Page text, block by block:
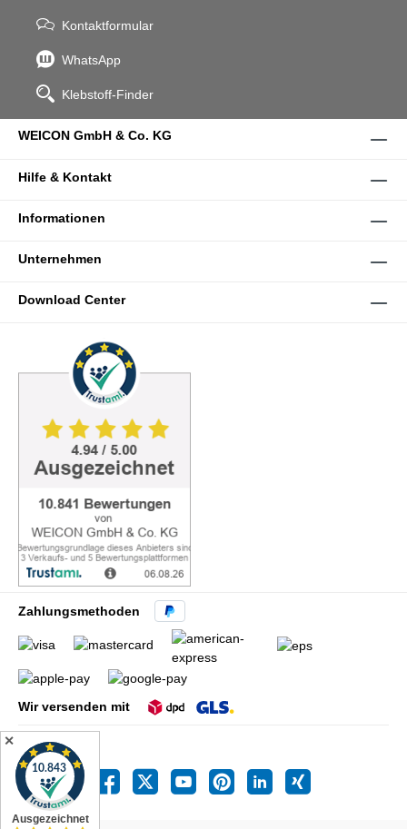
Kontaktformular
WhatsApp
Klebstoff-Finder
WEICON GmbH & Co. KG
Hilfe & Kontakt
Informationen
Unternehmen
Download Center
Zahlungsmethoden
Wir versenden mit
✕